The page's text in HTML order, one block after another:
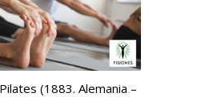
(1883. Alemania –